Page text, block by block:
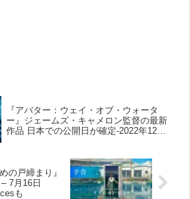
『アバター：ウェイ・オブ・ウォータ
ー』ジェームズ・キャメロン監督の最新
作品 日本での公開日が確定-2022年12月
の戸締まり』
7月16日
も